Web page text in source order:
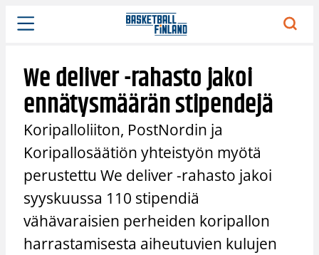
Siirry
sisältöön
We deliver -rahasto jakoi
ennätysmäärän stipendejä
Koripalloliiton, PostNordin ja
Koripallosäätiön yhteistyön myötä
perustettu We deliver -rahasto jakoi
syyskuussa 110 stipendiä
vähävaraisien perheiden koripallon
harrastamisesta aiheutuvien kulujen